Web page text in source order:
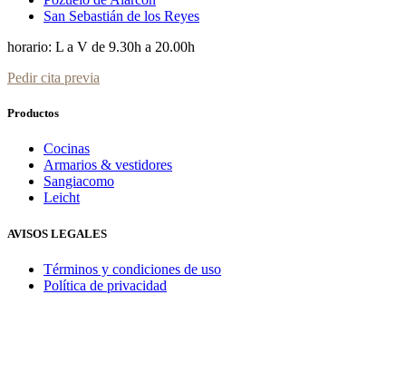
San Sebastián de los Reyes
horario: L a V de 9.30h a 20.00h
Pedir cita previa
Productos
Cocinas
Armarios & vestidores
Sangiacomo
Leicht
AVISOS LEGALES
Términos y condiciones de uso
Política de privacidad